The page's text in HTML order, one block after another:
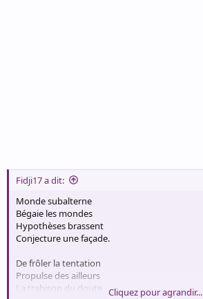
Fidji17 a dit:
Monde subalterne
Bégaie les mondes
Hypothèses brassent
Conjecture une façade.
De frôler la tentation
Propulse des ailleurs
La trahison du doute Cliquez pour agrandir...